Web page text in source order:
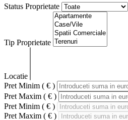
Status Proprietate
Tip Proprietate
Locatie
Pret Minim ( € )
Pret Maxim ( € )
Pret Minim ( € )
Pret Maxim ( € )